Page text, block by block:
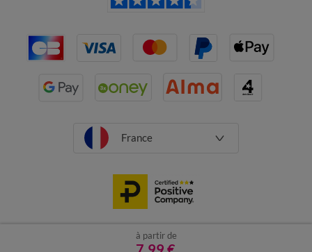
à partir de
France
Données personnelles